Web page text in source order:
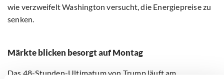
wie verzweifelt Washington versucht, die Energiepreise zu
senken.
Märkte blicken besorgt auf Montag
Das 48-Stunden-Ultimatum von Trump läuft am